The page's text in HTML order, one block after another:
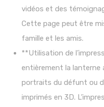
vidéos et des
Cette page peut être
famille et les amis.
**Utilisation de
entièrement la lanterne
portraits du défunt ou
imprimés en 3D.